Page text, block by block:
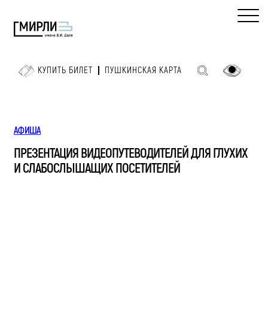
КУПИТЬ БИЛЕТ ПУШКИНСКАЯ КАРТА
АФИША
ПРЕЗЕНТАЦИЯ ВИДЕОПУТЕВОДИТЕЛЕЙ ДЛЯ ГЛУХИХ
И СЛАБОСЛЫШАЩИХ ПОСЕТИТЕЛЕЙ